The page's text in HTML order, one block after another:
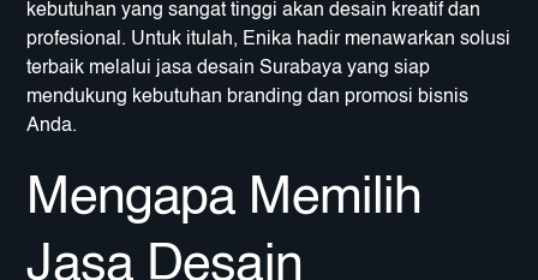
kebutuhan yang sangat tinggi akan desain kreatif dan
profesional. Untuk itulah, Enika hadir menawarkan solusi
terbaik melalui jasa desain Surabaya yang siap
mendukung kebutuhan branding dan promosi bisnis
Anda.
Mengapa Memilih
Jasa Desain